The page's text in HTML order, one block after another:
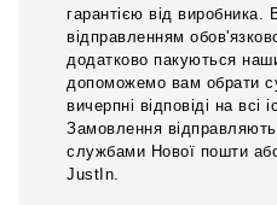
гарантією від виробника.
відправленням
додатково пакуються
допоможемо вам обрати
вичерпні відповіді на всі
Замовлення
службами Нової пошти
JustIn.